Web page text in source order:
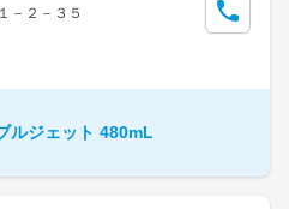
－２－３５
ルジェット 480mL